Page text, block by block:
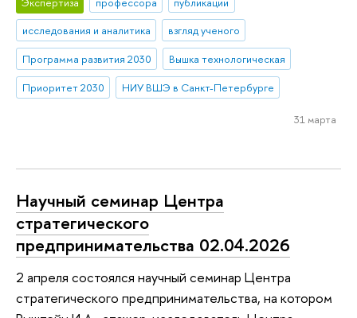
исследования и аналитика
взгляд ученого
Программа развития 2030
Вышка технологическая
Приоритет 2030
НИУ ВШЭ в Санкт-Петербурге
31 марта
Научный семинар Центра
стратегического
предпринимательства 02.04.2026
2 апреля состоялся научный семинар Центра
стратегического предпринимательства, на котором